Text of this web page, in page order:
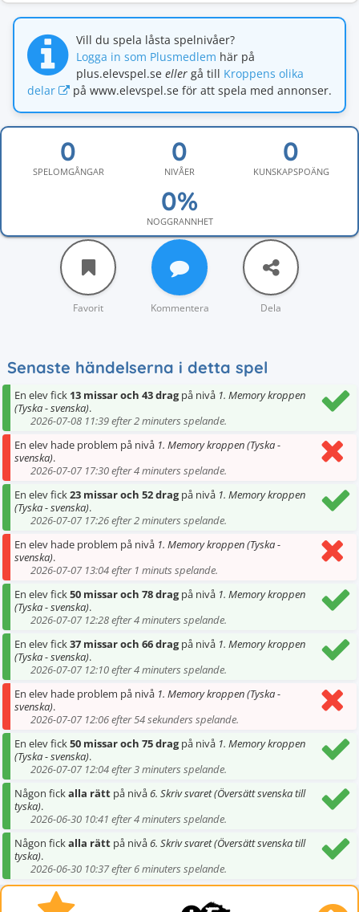
Vill du spela låsta spelnivåer?
Logga in som Plusmedlem här på
plus.elevspel.se eller gå till Kroppens olika
delar
på www.elevspel.se för att spela med annonser.
SPELOMGÅNGAR NIVÅER KUNSKAPSPOÄNG
NOGGRANNHET
Favorit Kommentera Dela
Senaste händelserna i detta spel
En elev fick 13 missar och 43 dragpå nivå 1. Memory kroppen
(Tyska - svenska).
2026-07-08 11:39 efter 2 minuters spelande.
En elev hade problem på nivå 1. Memory kroppen (Tyska -
svenska).
2026-07-07 17:30 efter 4 minuters spelande.
En elev fick23 missar och 52 dragpå nivå 1. Memory kroppen
(Tyska - svenska).
2026-07-07 17:26 efter 2 minuters spelande.
En elev hade problem på nivå 1. Memory kroppen (Tyska -
svenska).
2026-07-07 13:04 efter 1 minuts spelande.
En elev fick50 missar och 78 dragpå nivå 1. Memory kroppen
(Tyska - svenska).
2026-07-07 12:28 efter 4 minuters spelande.
En elev fick37 missar och 66 dragpå nivå 1. Memory kroppen
(Tyska - svenska).
2026-07-07 12:10 efter 4 minuters spelande.
En elev hade problem på nivå 1. Memory kroppen (Tyska -
svenska).
2026-07-07 12:06 efter 54 sekunders spelande.
En elev fick50 missar och 75 dragpå nivå 1. Memory kroppen
(Tyska - svenska).
2026-07-07 12:04 efter 3 minuters spelande.
Någon fickalla rätt på nivå6. Skriv svaret (Översätt svenska till
tyska).
2026-06-30 10:41 efter 4 minuters spelande.
Någon fickalla rätt på nivå6. Skriv svaret (Översätt svenska till
tyska).
2026-06-30 10:37 efter 6 minuters spelande.